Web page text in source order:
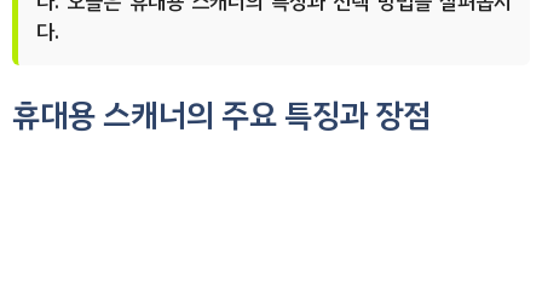
다.
휴대용 스캐너의 주요 특징과 장점